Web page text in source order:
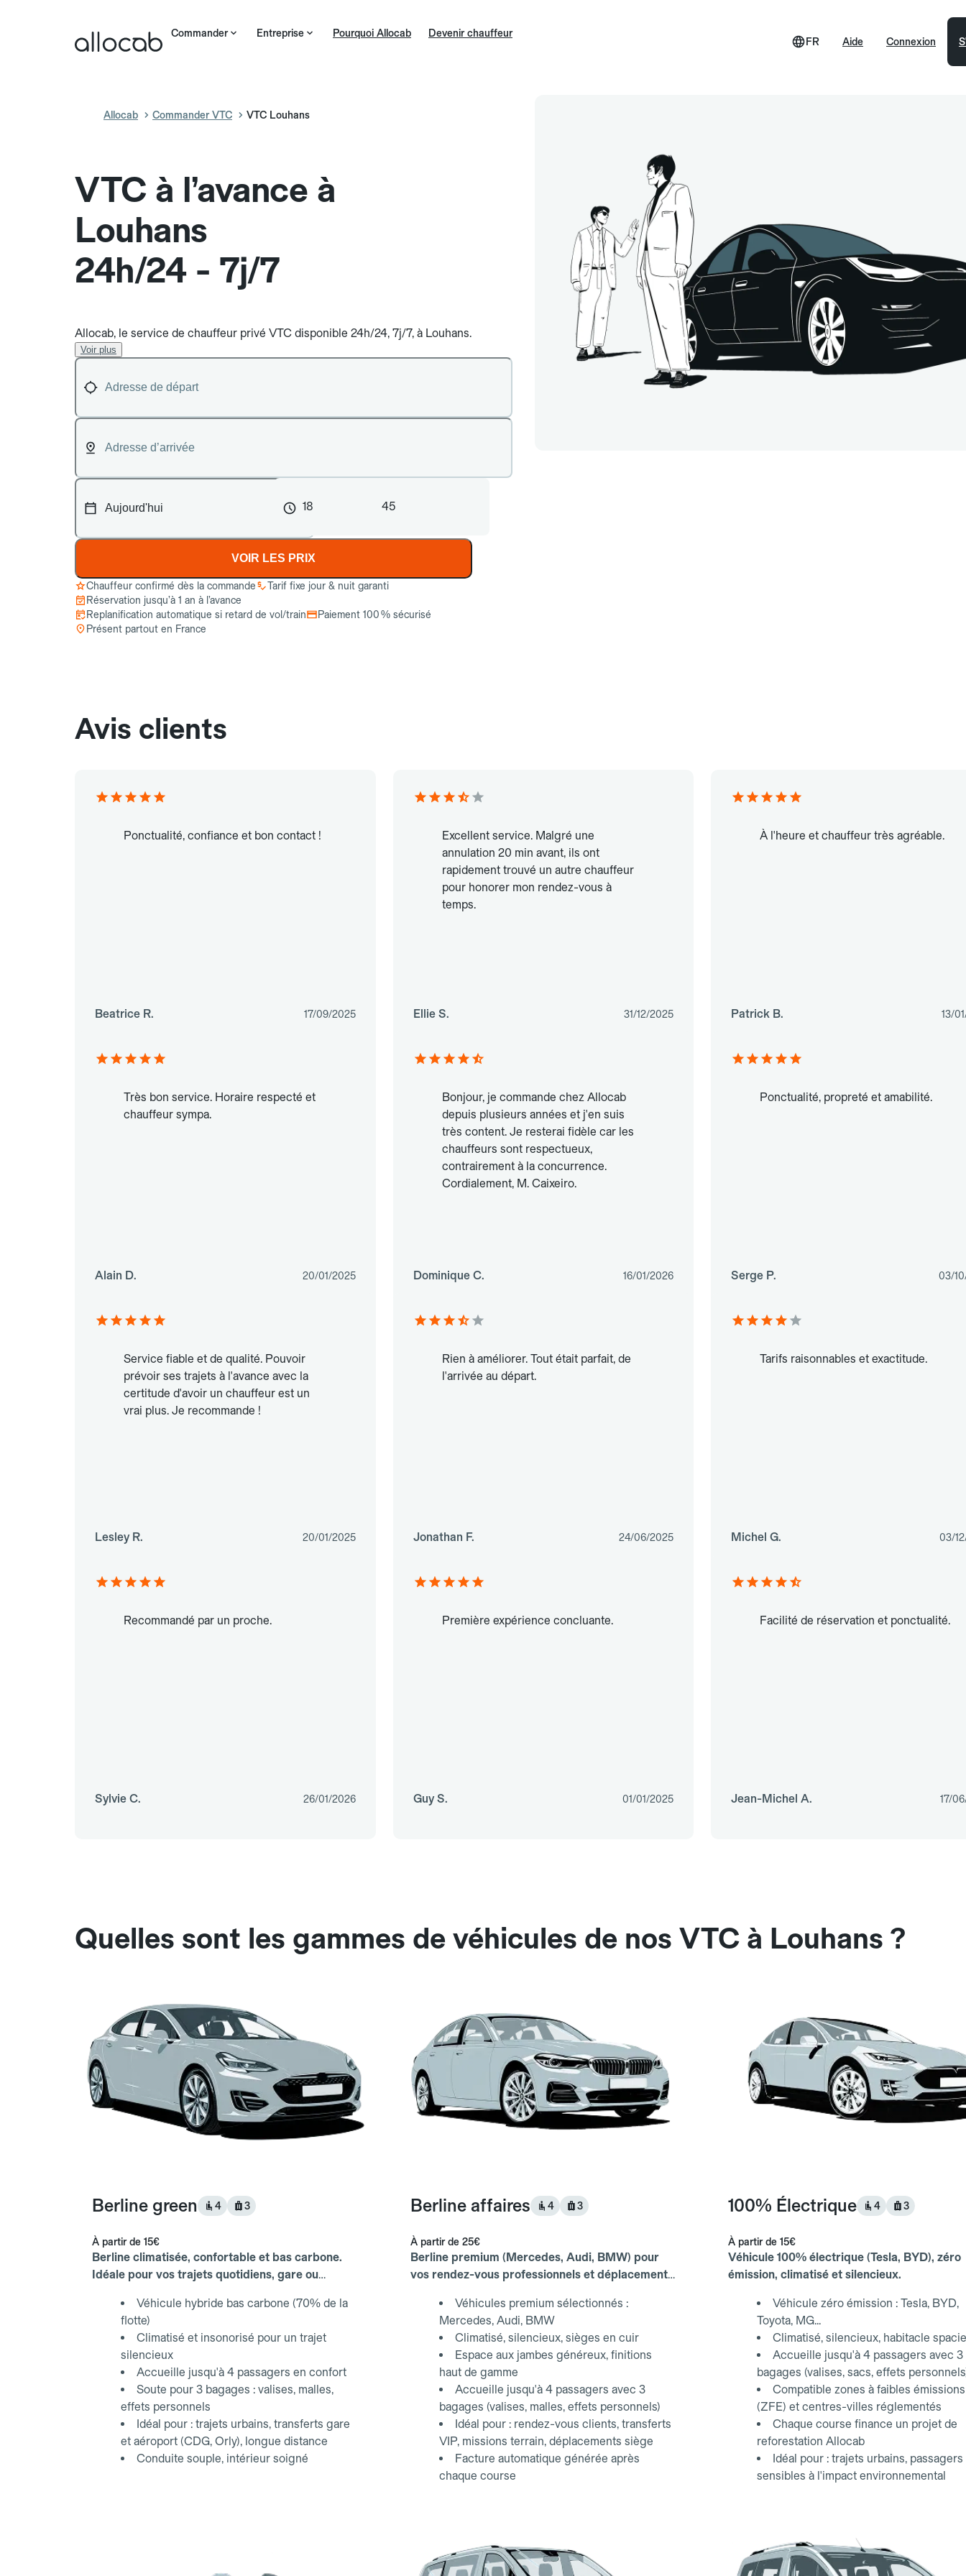
Commander Entreprise Pourquoi Allocab Devenir chauffeur
Aide
FR Connexion
Allocab Commander VTC VTC Louhans
VTC à l’avance à
Louhans
24h/24 - 7j/7
Allocab, le service de chauffeur privé VTC disponible 24h/24, 7j/7, à Louhans.
Voir plus
18 45
VOIR LES PRIX
Chauffeur confirmé dès la commande
Tarif fixe jour & nuit garanti
Réservation jusqu’à 1 an à l’avance
Replanification automatique si retard de vol/train
Paiement 100 % sécurisé
Présent partout en France
Avis clients
Ponctualité, confiance et bon contact !
Beatrice R. 17/09/2025
Excellent service. Malgré une
annulation 20 min avant, ils ont
rapidement trouvé un autre chauffeur
pour honorer mon rendez-vous à
temps.
Ellie S. 31/12/2025
À l'heure et chauffeur très agréable.
Patrick B. 13/
Très bon service. Horaire respecté et
chauffeur sympa.
Alain D. 20/01/2025
Bonjour, je commande chez Allocab
depuis plusieurs années et j'en suis
très content. Je resterai fidèle car les
chauffeurs sont respectueux,
contrairement à la concurrence.
Cordialement, M. Caixeiro.
Dominique C. 16/01/2026
Ponctualité, propreté et amabilité.
Serge P. 03/
Service fiable et de qualité. Pouvoir
prévoir ses trajets à l'avance avec la
certitude d'avoir un chauffeur est un
vrai plus. Je recommande !
Lesley R. 20/01/2025
Rien à améliorer. Tout était parfait, de
l'arrivée au départ.
Jonathan F. 24/06/2025
Tarifs raisonnables et exactitude.
Michel G. 03/
Recommandé par un proche.
Sylvie C. 26/01/2026
Première expérience concluante.
Guy S. 01/01/2025
Facilité de réservation et ponctualité.
Jean-Michel A. 17/
Quelles sont les gammes de véhicules de nos VTC à Louhans ?
Berline green 4 3
À partir de 15€
Berline climatisée, confortable et bas carbone.
Idéale pour vos trajets quotidiens, gare ou
Véhicule hybride bas carbone (70% de la
flotte)
Climatisé et insonorisé pour un trajet
silencieux
Accueille jusqu'à 4 passagers en confort
Soute pour 3 bagages : valises, malles,
effets personnels
Idéal pour : trajets urbains, transferts gare
et aéroport (CDG, Orly), longue distance
Conduite souple, intérieur soigné
Berline affaires 4 3
À partir de 25€
Berline premium (Mercedes, Audi, BMW) pour
vos rendez-vous professionnels et déplacements
Véhicules premium sélectionnés :
Mercedes, Audi, BMW
Climatisé, silencieux, sièges en cuir
Espace aux jambes généreux, finitions
haut de gamme
Accueille jusqu'à 4 passagers avec 3
bagages (valises, malles, effets personnels)
Idéal pour : rendez-vous clients, transferts
VIP, missions terrain, déplacements siège
Facture automatique générée après
chaque course
100% Électrique 4 3
À partir de 15€
Véhicule 100% électrique (Tesla, BYD), zéro
émission, climatisé et silencieux.
Véhicule zéro émission : Tesla, BYD,
Toyota, MG...
Climatisé, silencieux, habitacle
Accueille jusqu'à 4 passagers avec 3
bagages (valises, sacs, effets
Compatible zones à faibles émissions
(ZFE) et centres-villes réglementés
Chaque course finance un projet de
reforestation Allocab
Idéal pour : trajets urbains, passagers
sensibles à l'impact environnemental